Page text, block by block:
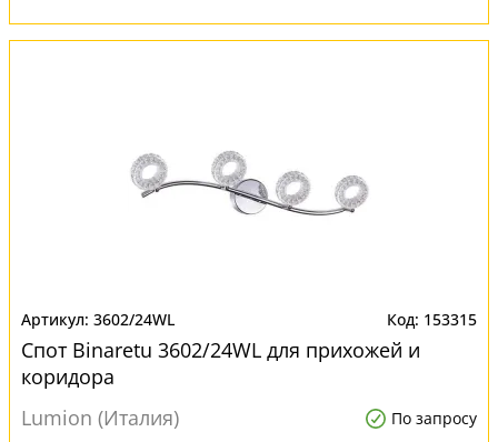
3602/24WL 153315
Спот Binaretu 3602/24WL для прихожей и
коридора
Lumion (Италия)
По запросу